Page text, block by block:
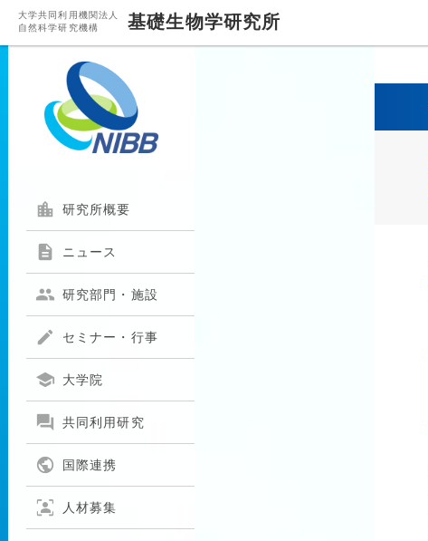
大学共同利用機関法人
自然科学研究機構
基礎生物学研究所
 研究所概要
 ニュース
 研究部門・施設
 セミナー・行事
 大学院
 共同利用研究
 国際連携
frame_person 人材募集